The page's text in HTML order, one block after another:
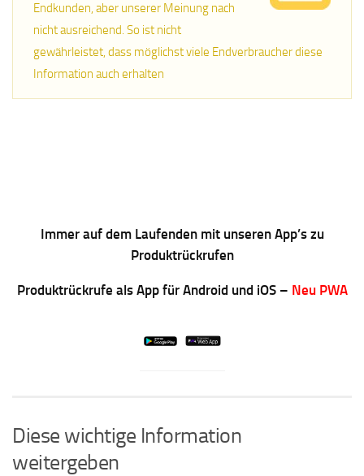
Endkunden, aber unserer Meinung nach
nicht ausreichend. So ist nicht
gewährleistet, dass möglichst viele Endverbraucher diese
Information auch erhalten
Immer auf dem Laufenden mit unseren App’s zu
Produktrückrufen
Produktrückrufe als App für Android und iOS – Neu PWA
Diese wichtige Information
weitergeben